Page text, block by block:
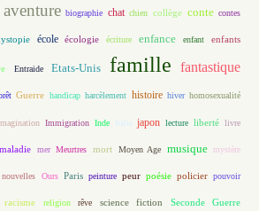
aventure biographie chat chien collège conte contes
école écologie écriture enfance enfant enfants
Entraide Etats-Unis famille fantastique
Guerre handicap harcèlement histoire hiver homosexualité
Immigration Inde Italie japon lecture liberté livre
maladie mer Meurtres mort Moyen Age musique mystère
nouvelles Ours Paris peinture peur poésie policier pouvoir
racisme religion rêve science fiction Seconde Guerre